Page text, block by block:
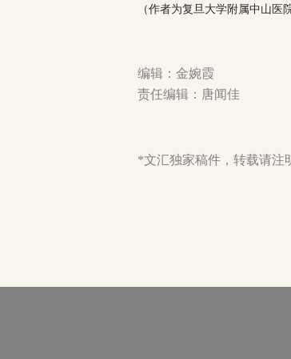
（作者为复旦大学附属中山医
编辑：金婉霞
责任编辑：唐闻佳
*文汇独家稿件，转载请注